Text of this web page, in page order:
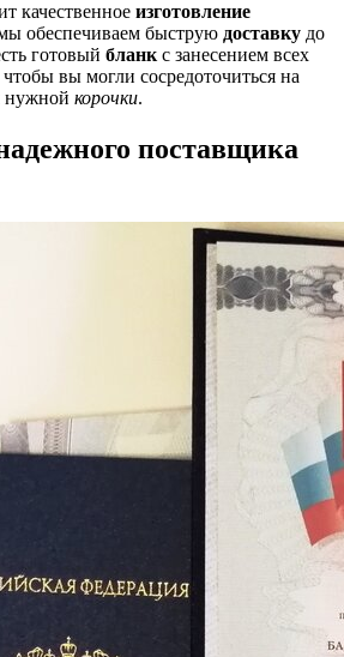
качественное изготовление
обеспечиваем быструю доставку до
готовый бланк с занесением всех
вы могли сосредоточиться на
нужной корочки.
поставщика